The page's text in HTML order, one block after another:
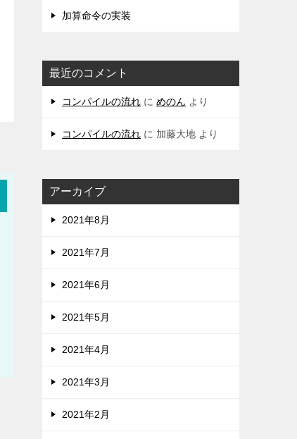
加算命令の実装
最近のコメント
コンパイルの流れ に めのん より
コンパイルの流れ に 加藤大地 より
アーカイブ
2021年8月
2021年7月
2021年6月
2021年5月
2021年4月
2021年3月
2021年2月